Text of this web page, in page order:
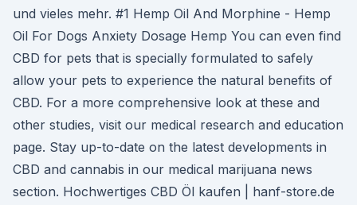
und vieles mehr. #1 Hemp Oil And Morphine - Hemp
Oil For Dogs Anxiety Dosage Hemp You can even find
CBD for pets that is specially formulated to safely
allow your pets to experience the natural benefits of
CBD. For a more comprehensive look at these and
other studies, visit our medical research and education
page. Stay up-to-date on the latest developments in
CBD and cannabis in our medical marijuana news
section. Hochwertiges CBD Öl kaufen | hanf-store.de